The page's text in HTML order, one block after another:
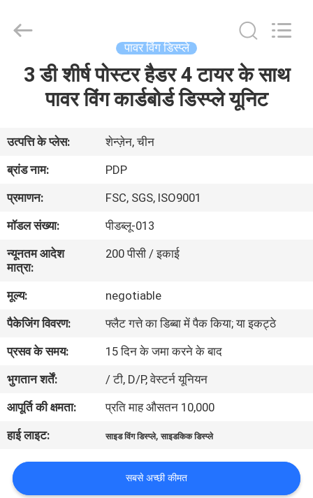
वीआर
दिखाएँ
हमारे
बारे
कारखाना
भ्रमण
गुणवत्ता
नियंत्रण
संपर्क
करें
Company
Reserved.
पावर विंग डिस्प्ले
3 डी शीर्ष पोस्टर हैडर 4 टायर के साथ
पावर विंग कार्डबोर्ड डिस्प्ले यूनिट
उत्पत्ति के प्लेस:
शेन्ज़ेन, चीन
ब्रांड नाम:
PDP
प्रमाणन:
FSC, SGS, ISO9001
मॉडल संख्या:
पीडब्लू-013
न्यूनतम आदेश
मात्रा:
200 पीसी / इकाई
मूल्य:
negotiable
पैकेजिंग विवरण:
फ्लैट गत्ते का डिब्बा में पैक किया; या इकट्ठे
प्रसव के समय:
15 दिन के जमा करने के बाद
भुगतान शर्तें:
/ टी, D/P, वेस्टर्न यूनियन
आपूर्ति की क्षमता:
प्रति माह औसतन 10,000
हाई लाइट:
साइड विंग डिस्प्ले,साइडकिक डिस्प्ले
सबसे अच्छी कीमत